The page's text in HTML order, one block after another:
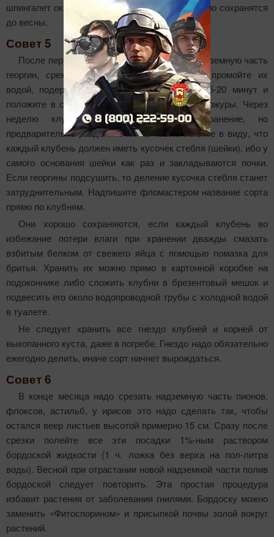
шпингалет окна за портьерой, луковицы отлично сохранятся
до весны.
Совет 5
После первого заморозка, убившего всю надземную часть
георгин, срежьте ботву, выкопайте клубни, промойте их
водой, подержите в растворе марганцовки 15-20 минут и
положите в сарай для образования плотной кожуры. Через
неделю клубни можно убирать на хранение, но
предварительно разделите их на части. Имейте в виду, что
каждый клубень должен иметь кусочек стебля (шейки), ибо у
самого основания шейки как раз и закладываются почки.
Если георгины подсушить, то деление кусочка стебля станет
затруднительным. Надпишите фломастером название сорта
прямо по клубням.
Они хорошо сохраняются, если каждый клубень во
избежание потери влаги при хранении дважды смазать
взбитым белком от свежего яйца с помощью помазка для
бритья. Хранить их можно прямо в картонной коробке на
подоконнике либо сложить клубни в брезентовый мешок и
подвесить его около водопроводной трубы с холодной водой
в туалете.
Не следует хранить все гнездо клубней и корней от
выкопанного куста, даже в погребе. Гнездо надо обязательно
ежегодно делить, иначе сорт начнет вырождаться.
Совет 6
В конце месяца надо срезать надземную часть пионов,
флоксов, астильб, у ирисов это надо сделать так, чтобы
остался веер листьев высотой примерно 15 см. Сразу после
срезки полейте все эти посадки 1%-ным раствором
бордоской жидкости (1 ч. ложка без верха на пол-литра
воды). Весной при отрастании новой надземной части полив
бордоской следует повторить. Эта простая процедура
избавит растения от заболевания гнилями. Бордоску можно
заменить «Фитоспорином» и присыпкой почвы золой вокруг
растений.